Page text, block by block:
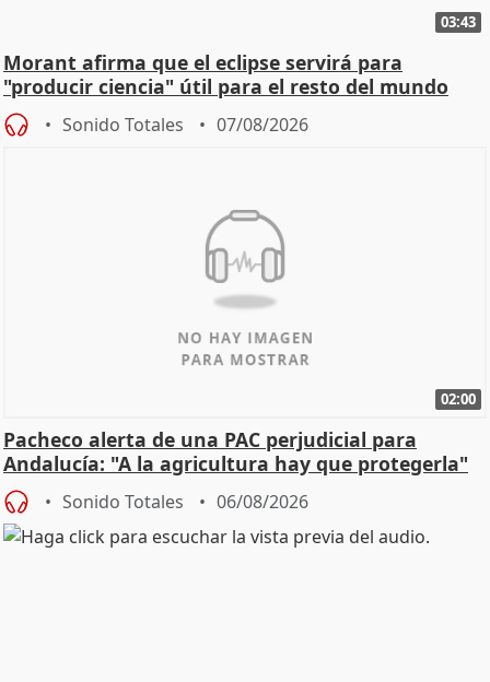
03:43
Morant afirma que el eclipse servirá para
"producir ciencia" útil para el resto del mundo
Sonido Totales 07/08/2026
02:00
Pacheco alerta de una PAC perjudicial para
Andalucía: "A la agricultura hay que protegerla"
Sonido Totales 06/08/2026